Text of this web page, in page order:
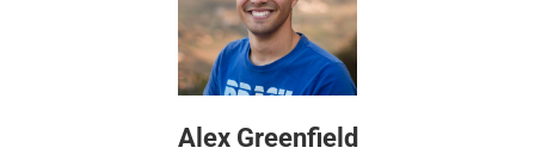
Alex Greenfield